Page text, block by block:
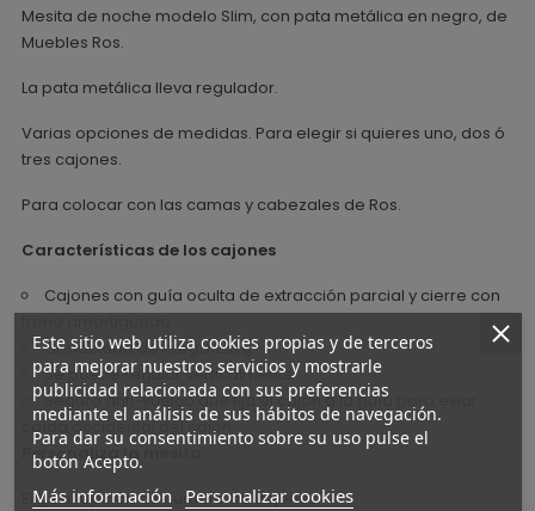
Mesita de noche modelo Slim, con pata metálica en negro, de
Muebles Ros.
La pata metálica lleva regulador.
Varias opciones de medidas. Para elegir si quieres uno, dos ó
tres cajones.
Para colocar con las camas y cabezales de Ros.
Características de los cajones
Cajones con guía oculta de extracción parcial y cierre con
Capacidad de carga 25kg.
Se puede regular verticalmente
Seguro anti-vuelco que fija el cajón a la guía para eviar
caída accidental del cajón
Personaliza la mesita:
Elige tu opción de número de cajones
Este sitio web utiliza cookies propias y de terceros
para mejorar nuestros servicios y mostrarle
publicidad relacionada con sus preferencias
mediante el análisis de sus hábitos de navegación.
Para dar su consentimiento sobre su uso pulse el
botón Acepto.
Más información Personalizar cookies